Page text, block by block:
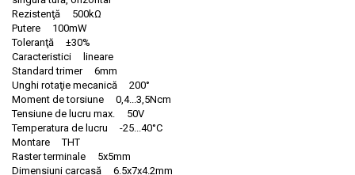
Rezistenţă 500kΩ
Putere 100mW
Toleranţă ±30%
Caracteristici lineare
Standard trimer 6mm
Unghi rotaţie mecanică 200°
Moment de torsiune 0,4...3,5Ncm
Tensiune de lucru max. 50V
Temperatura de lucru -25...40°C
Montare THT
Raster terminale 5x5mm
Dimensiuni carcasă 6.5x7x4.2mm